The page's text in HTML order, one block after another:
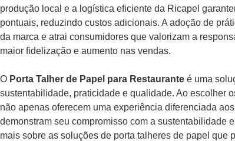
produção local e a logística eficiente da Ricapel
pontuais, reduzindo custos adicionais. A adoção de
da marca e atrai consumidores que valorizam a
maior fidelização e aumento nas vendas.
O Porta Talher de Papel para Restaurante é uma
sustentabilidade, praticidade e qualidade. Ao escolher
não apenas oferecem uma experiência diferenciada
demonstram seu compromisso com a sustentabilidade
mais sobre as soluções de porta talheres de papel que